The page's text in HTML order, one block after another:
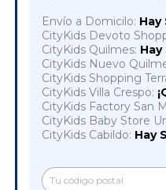
Envío a Domicilo: Hay
CityKids Devoto
CityKids Quilmes:
CityKids Nuevo
CityKids Shopping
CityKids Villa Crespo:
CityKids Factory San
CityKids Baby Store
CityKids Cabildo: Hay
Entregas para el CP: